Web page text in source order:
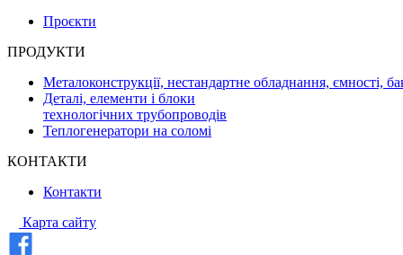
Проєкти
ПРОДУКТИ
Металоконструкції, нестандартне обладнання, ємності,
Деталі, елементи і блоки
технологічних трубопроводів
Теплогенератори на соломі
КОНТАКТИ
Контакти
Карта сайту